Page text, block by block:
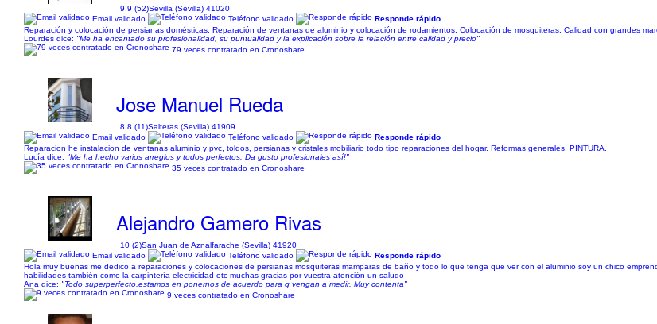
9,9 (52)Sevilla (Sevilla) 41020
Email validado
Teléfono validado
Responde rápido
Reparación y colocación de persianas domésticas. Reparación de ventanas de aluminio y colocación de rodamientos. Colocación de mosquiteras. Calidad con grandes
Lourdes dice: "Me ha encantado su profesionalidad, su puntualidad y la explicación sobre la relación entre calidad y precio"
79 veces contratado en Cronoshare
Jose Manuel Rueda
8,8 (11)Salteras (Sevilla) 41909
Email validado
Teléfono validado
Responde rápido
Reparacion he instalacion de ventanas aluminio y pvc, toldos, persianas y cristales mobiliario todo tipo reparaciones del hogar. Reformas generales, PINTURA.
Lucía dice: "Me ha hecho varios arreglos y todos perfectos. Da gusto profesionales así!"
35 veces contratado en Cronoshare
Alejandro Gamero Rivas
10 (2)San Juan de Aznalfarache (Sevilla) 41920
Email validado
Teléfono validado
Responde rápido
Hola muy buenas me dedico a reparaciones y colocaciones de persianas mosquiteras mamparas de baño y todo lo que tenga que ver con el aluminio soy un chico
habilidades también como la carpintería electricidad etc muchas gracias por vuestra atención un saludo
Ana dice: "Todo superperfecto,estamos en ponernos de acuerdo para q vengan a medir. Muy contenta"
9 veces contratado en Cronoshare